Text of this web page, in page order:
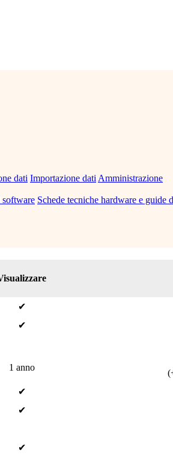
dati Importazione dati Amministrazione
Schede tecniche hardware e guide
✔
✔
1 anno
✔
✔
✔